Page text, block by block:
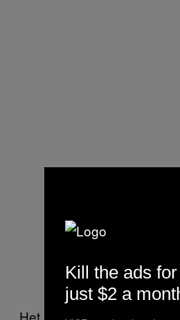
Het lijkt misschien voor de
Kill the ads for
just $2 a